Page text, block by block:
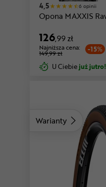
4,5 6 opinii
Opona MAXXIS
126,99 zł
-15%
Najniższa cena:
149,99 zł
U Ciebie już jutro!
Warianty